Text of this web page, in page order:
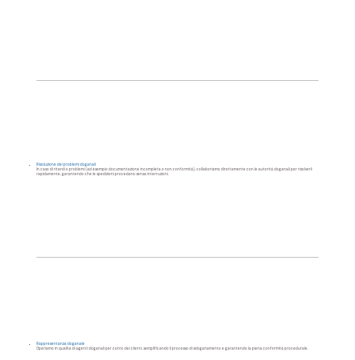
Risoluzione dei problemi doganali
In caso di ritardi o problemi (ad esempio documentazione incompleta o non conformità), collaboriamo direttamente con le autorità doganali per risolverli
rapidamente, garantendo che le spedizioni procedano senza interruzioni.
Rappresentanza doganale
Operiamo in qualità di agenti doganali per conto dei clienti, semplificando il processo di sdoganamento e garantendo la piena conformità procedurale.